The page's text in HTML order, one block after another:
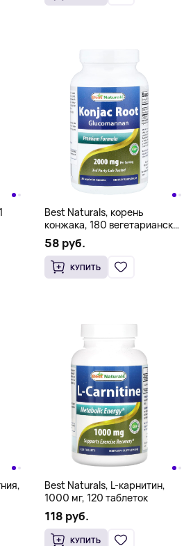
Best Naturals, корень
конжака, 180 вегетарианских
капсул (666 мг в 1 капсуле)
58 руб.
КУПИТЬ
Best Naturals, L-карнитин,
1000 мг, 120 таблеток
118 руб.
КУПИТЬ